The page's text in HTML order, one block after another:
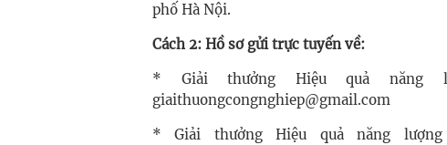
phố Hà Nội.
Cách 2: Hồ sơ gửi trực tuyến về:
* Giải thưởng Hiệu quả năng
giaithuongcongnghiep@gmail.com
* Giải thưởng Hiệu quả năng